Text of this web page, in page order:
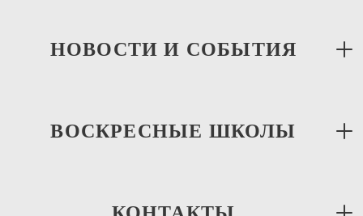
НОВОСТИ И СОБЫТИЯ
ВОСКРЕСНЫЕ ШКОЛЫ